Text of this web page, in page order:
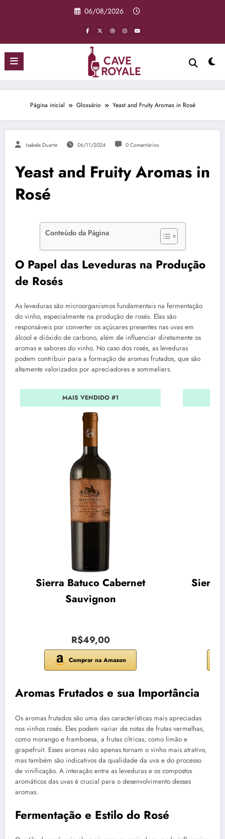
06/08/2026
Página inicial Glossário Yeast and Fruity Aromas in Rosé
Isabela Duarte 06/11/2024 0 Comentários
Yeast and Fruity Aromas in
Rosé
Conteúdo da Página
O Papel das Leveduras na Produção
de Rosés
As leveduras são microorganismos fundamentais na fermentação
do vinho, especialmente na produção de rosés. Elas são
responsáveis por converter os açúcares presentes nas uvas em
álcool e dióxido de carbono, além de influenciar diretamente os
aromas e sabores do vinho. No caso dos rosés, as leveduras
podem contribuir para a formação de aromas frutados, que são
altamente valorizados por apreciadores e sommeliers.
MAIS VENDIDO #1
Sierra Batuco Cabernet
Sauvignon
R$49,00
Comprar na Amazon
Sierra
Aromas Frutados e sua Importância
Os aromas frutados são uma das características mais apreciadas
nos vinhos rosés. Eles podem variar de notas de frutas vermelhas,
como morango e framboesa, a frutas cítricas, como limão e
grapefruit. Esses aromas não apenas tornam o vinho mais atrativo,
mas também são indicativos da qualidade da uva e do processo
de vinificação. A interação entre as leveduras e os compostos
aromáticos das uvas é crucial para o desenvolvimento desses
aromas.
Fermentação e Estilo do Rosé